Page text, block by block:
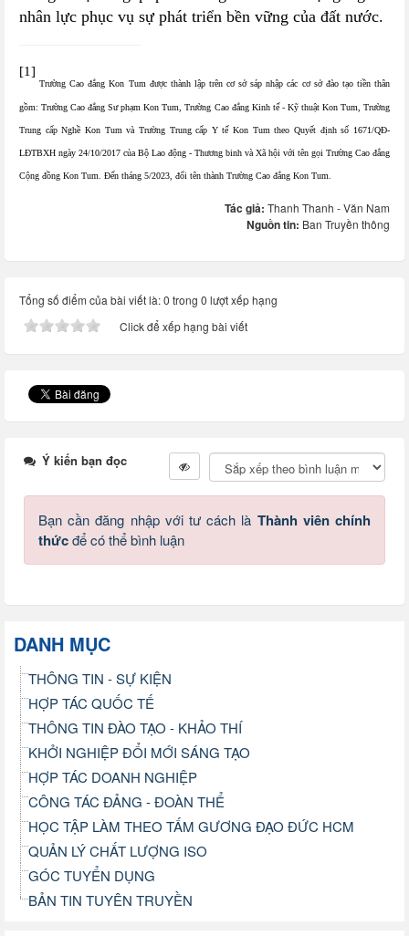
nhân lực phục vụ sự phát triển bền vững của đất nước.
[1]
Trường Cao đẳng Kon Tum được thành lập trên cơ sở sáp nhập các cơ sở đào tạo tiền thân
gồm: Trường Cao đẳng Sư phạm Kon Tum, Trường Cao đẳng Kinh tế - Kỹ thuật Kon Tum, Trường
Trung cấp Nghề Kon Tum và Trường Trung cấp Y tế Kon Tum theo Quyết định số 1671/QĐ-
LĐTBXH ngày 24/10/2017 của Bộ Lao động - Thương binh và Xã hội với tên gọi Trường Cao đẳng
Cộng đồng Kon Tum. Đến tháng 5/2023, đổi tên thành Trường Cao đẳng Kon Tum.
Tác giả: Thanh Thanh - Văn Nam
Nguồn tin: Ban Truyền thông
Tổng số điểm của bài viết là: 0 trong 0 lượt xếp hạng
Click để xếp hạng bài viết
Ý kiến bạn đọc
Bạn cần đăng nhập với tư cách là Thành viên chính
thứcđể có thể bình luận
DANH MỤC
THÔNG TIN - SỰ KIỆN
HỢP TÁC QUỐC TẾ
THÔNG TIN ĐÀO TẠO - KHẢO THÍ
KHỞI NGHIỆP ĐỔI MỚI SÁNG TẠO
HỢP TÁC DOANH NGHIỆP
CÔNG TÁC ĐẢNG - ĐOÀN THỂ
HỌC TẬP LÀM THEO TẤM GƯƠNG ĐẠO ĐỨC HCM
QUẢN LÝ CHẤT LƯỢNG ISO
GÓC TUYỂN DỤNG
BẢN TIN TUYÊN TRUYỀN